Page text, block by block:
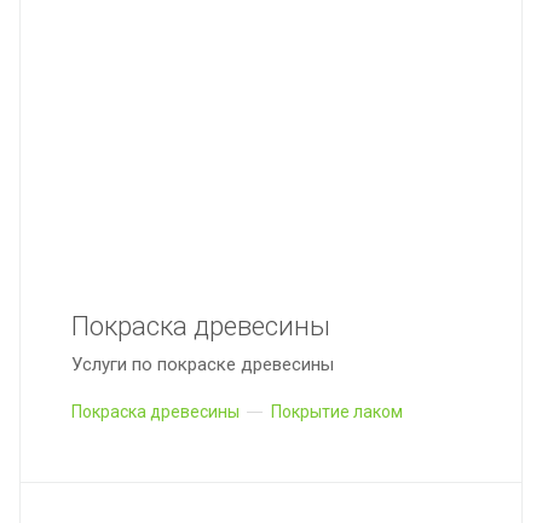
Покраска древесины
Услуги по покраске древесины
Покраска древесины Покрытие лаком